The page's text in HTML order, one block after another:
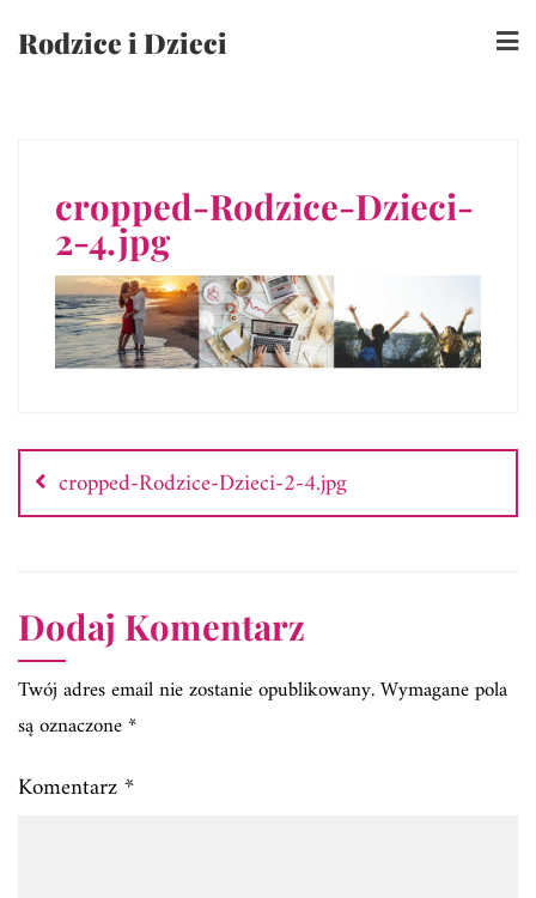
Rodzice i Dzieci
cropped-Rodzice-Dzieci-
2-4.jpg
Nawigacja
wpisu
cropped-Rodzice-Dzieci-2-4.jpg
Dodaj Komentarz
Twój adres email nie zostanie opublikowany.Wymagane pola
są oznaczone*
Komentarz*